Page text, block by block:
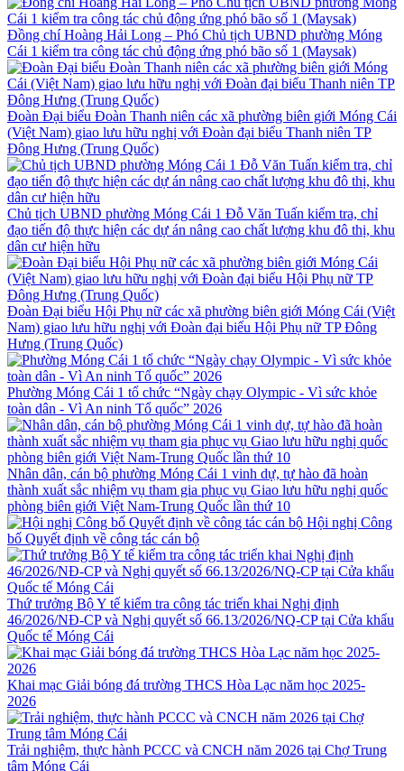
Đồng chí Hoàng Hải Long – Phó Chủ tịch UBND phường Móng
Cái 1 kiểm tra công tác chủ động ứng phó bão số 1 (Maysak)
Đoàn Đại biểu Đoàn Thanh niên các xã phường biên giới Móng Cái
(Việt Nam) giao lưu hữu nghị với Đoàn đại biểu Thanh niên TP
Đông Hưng (Trung Quốc)
Chủ tịch UBND phường Móng Cái 1 Đỗ Văn Tuấn kiểm tra, chỉ
đạo tiến độ thực hiện các dự án nâng cao chất lượng khu đô thị, khu
dân cư hiện hữu
Đoàn Đại biểu Hội Phụ nữ các xã phường biên giới Móng Cái (Việt
Nam) giao lưu hữu nghị với Đoàn đại biểu Hội Phụ nữ TP Đông
Hưng (Trung Quốc)
Phường Móng Cái 1 tổ chức “Ngày chạy Olympic - Vì sức khỏe
toàn dân - Vì An ninh Tổ quốc” 2026
Nhân dân, cán bộ phường Móng Cái 1 vinh dự, tự hào đã hoàn
thành xuất sắc nhiệm vụ tham gia phục vụ Giao lưu hữu nghị quốc
phòng biên giới Việt Nam-Trung Quốc lần thứ 10
Hội nghị Công
bố Quyết định về công tác cán bộ
Thứ trưởng Bộ Y tế kiểm tra công tác triển khai Nghị định
46/2026/NĐ-CP và Nghị quyết số 66.13/2026/NQ-CP tại Cửa khẩu
Quốc tế Móng Cái
Khai mạc Giải bóng đá trường THCS Hòa Lạc năm học 2025-
2026
Trải nghiệm, thực hành PCCC và CNCH năm 2026 tại Chợ Trung
tâm Móng Cái